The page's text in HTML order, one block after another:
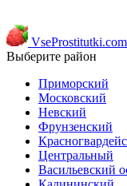
VseProstitutki.com
Выберите район
Приморский
Московский
Невский
Фрунзенский
Центральный
Васильевский